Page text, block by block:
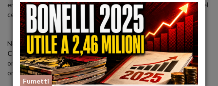
entrambi nel Giardino degli Osservanti con parata per le strade del
centro città a seguire e Photo Opportunity con l’ospite d’onore.
Non potevano certo mancare le tradizionali gareECG European
Cosplay Gathering– selezioni italianesabato 29 Ottobre dalle
ore 14:00 e ilLucca Cosplay Contestdomenica 30 Ottobre dalle
ore 14:00, entrambi presso l’Auditorium San Francesco.
Fumetti